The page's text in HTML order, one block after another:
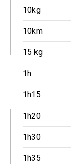
10kg
10km
15 kg
1h
1h15
1h20
1h30
1h35